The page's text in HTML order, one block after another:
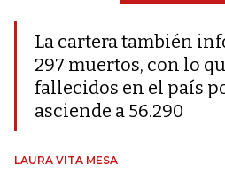
La cartera también
297 muertos, con lo
fallecidos en el país
asciende a 56.290
LAURA VITA MESA